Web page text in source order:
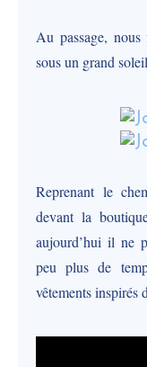
Au passage,
sous un grand
Reprenant le
devant la
aujourd’hui il ne
peu plus de
vêtements inspirés